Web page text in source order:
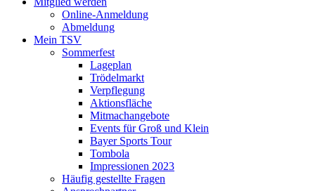
Online-Anmeldung
Abmeldung
Mein TSV
Sommerfest
Lageplan
Trödelmarkt
Verpflegung
Aktionsfläche
Mitmachangebote
Events für Groß und Klein
Bayer Sports Tour
Tombola
Impressionen 2023
Häufig gestellte Fragen